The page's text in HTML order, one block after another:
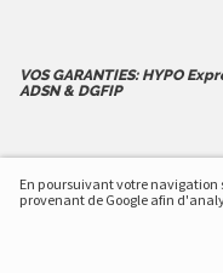
En poursuivant votre
provenant de Google afin
VOS GARANTIES: HYPO
ADSN & DGFIP